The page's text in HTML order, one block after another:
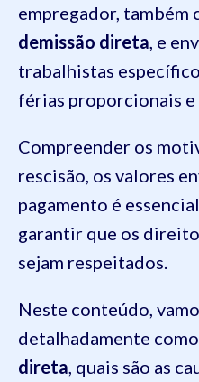
empregador, também
demissão direta, e
trabalhistas
férias proporcionais e
Compreender os
rescisão, os valores
pagamento é
garantir que os
sejam respeitados.
Neste conteúdo,
detalhadamente
direta, quais são as